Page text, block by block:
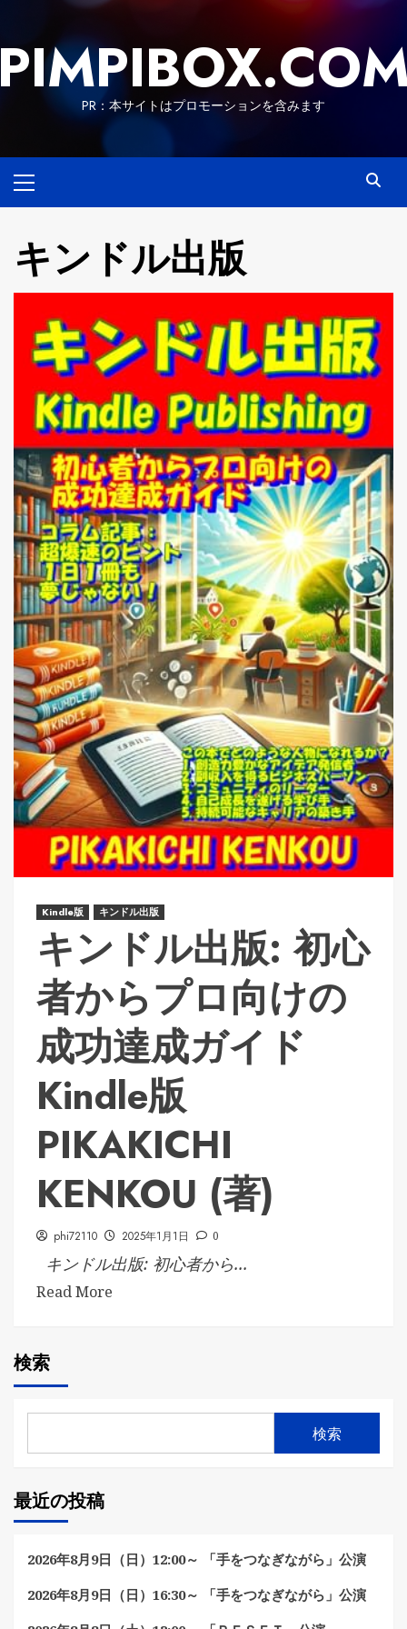
content
PR：本サイトはプロモーションを含みます
Menu
キンドル出版
Kindle版 キンドル出版
キンドル出版: 初心
者からプロ向けの
成功達成ガイド
Kindle版
PIKAKICHI
KENKOU (著)
phi72110 2025年1月1日 0
キンドル出版: 初心者から...
Read More
検索
検索
最近の投稿
2026年8月9日（日）12:00～ 「手をつなぎながら」公演
2026年8月9日（日）16:30～ 「手をつなぎながら」公演